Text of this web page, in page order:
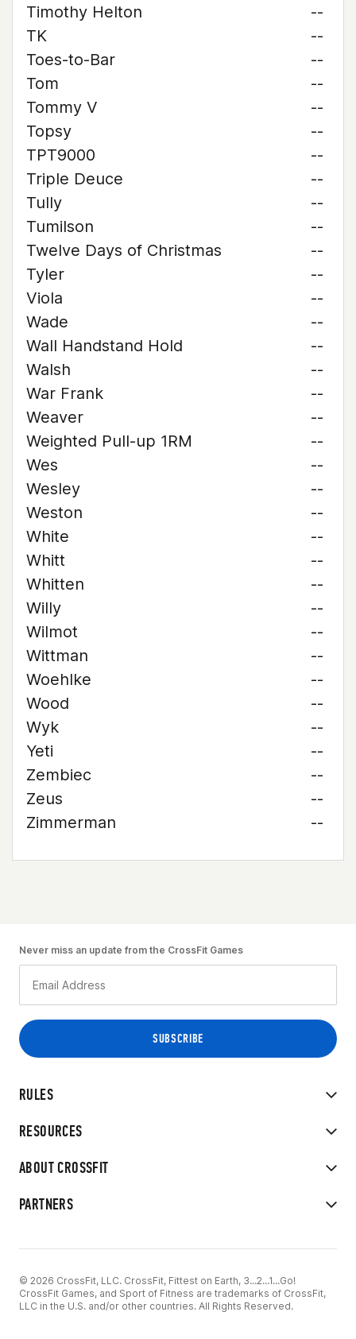
Timothy Helton
--
TK
--
Toes-to-Bar
--
Tom
--
Tommy V
--
Topsy
--
TPT9000
--
Triple Deuce
--
Tully
--
Tumilson
--
Twelve Days of Christmas
--
Tyler
--
Viola
--
Wade
--
Wall Handstand Hold
--
Walsh
--
War Frank
--
Weaver
--
Weighted Pull-up 1RM
--
Wes
--
Wesley
--
Weston
--
White
--
Whitt
--
Whitten
--
Willy
--
Wilmot
--
Wittman
--
Woehlke
--
Wood
--
Wyk
--
Yeti
--
Zembiec
--
Zeus
--
Zimmerman
--
RULES
RESOURCES
ABOUT CROSSFIT
PARTNERS
Never miss an update from the CrossFit Games
© 2026 CrossFit, LLC. CrossFit, Fittest on Earth, 3...2...1...Go!
CrossFit Games, and Sport of Fitness are trademarks of CrossFit,
LLC in the U.S. and/or other countries. All Rights Reserved.